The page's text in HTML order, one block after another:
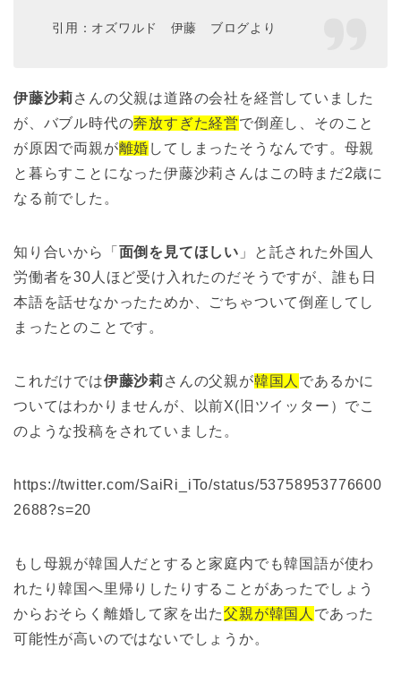
引用：オズワルド 伊藤 ブログより
伊藤沙莉さんの父親は道路の会社を経営していました
が、バブル時代の奔放すぎた経営で倒産し、そのこと
が原因で両親が離婚 してしまったそうなんです。母親
と暮らすことになった伊藤沙莉さんはこの時まだ2歳に
なる前でした。
知り合いから「 面倒を見てほしい 」と託された外国人
労働者を30人ほど受け入れたのだそうですが、 誰も日
本語を話せなかったためか、ごちゃついて倒産 してし
まったとのことです。
これだけでは伊藤沙莉さんの父親が韓国人 であるかに
ついてはわかりませんが、以前X(旧ツイッター）でこ
のような投稿をされていました。
https://twitter.com/SaiRi_iTo/status/53758953776600
2688?s=20
もし母親が韓国人だとすると家庭内でも韓国語が使わ
れたり韓国へ里帰りしたりすることがあったでしょう
からおそらく離婚して家を出た父親が韓国人 であった
可能性が高いのではないでしょうか。